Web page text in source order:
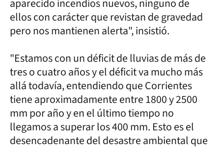
aparecido incendios nuevos, ninguno de
ellos con carácter que revistan de gravedad
pero nos mantienen alerta", insistió.
"Estamos con un déficit de lluvias de más de
tres o cuatro años y el déficit va mucho más
allá todavía, entendiendo que Corrientes
tiene aproximadamente entre 1800 y 2500
mm por año y en el último tiempo no
llegamos a superar los 400 mm. Esto es el
desencadenante del desastre ambiental que